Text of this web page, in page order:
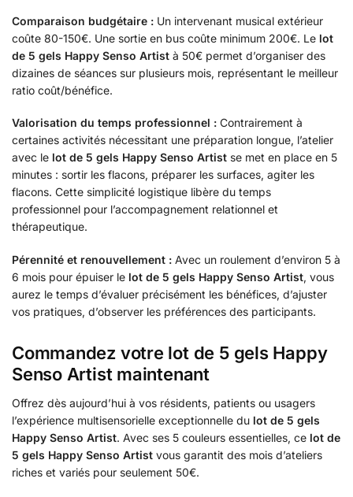
Comparaison budgétaire : Un intervenant musical extérieur
coûte 80-150€. Une sortie en bus coûte minimum 200€. Le lot
de 5 gels Happy Senso Artist à 50€ permet d’organiser des
dizaines de séances sur plusieurs mois, représentant le meilleur
ratio coût/bénéfice.
Valorisation du temps professionnel : Contrairement à
certaines activités nécessitant une préparation longue, l’atelier
avec le lot de 5 gels Happy Senso Artist se met en place en 5
minutes : sortir les flacons, préparer les surfaces, agiter les
flacons. Cette simplicité logistique libère du temps
professionnel pour l’accompagnement relationnel et
thérapeutique.
Pérennité et renouvellement : Avec un roulement d’environ 5 à
6 mois pour épuiser le lot de 5 gels Happy Senso Artist, vous
aurez le temps d’évaluer précisément les bénéfices, d’ajuster
vos pratiques, d’observer les préférences des participants.
Commandez votre lot de 5 gels Happy
Senso Artist maintenant
Offrez dès aujourd’hui à vos résidents, patients ou usagers
l’expérience multisensorielle exceptionnelle du lot de 5 gels
Happy Senso Artist. Avec ses 5 couleurs essentielles, ce lot de
5 gels Happy Senso Artist vous garantit des mois d’ateliers
riches et variés pour seulement 50€.